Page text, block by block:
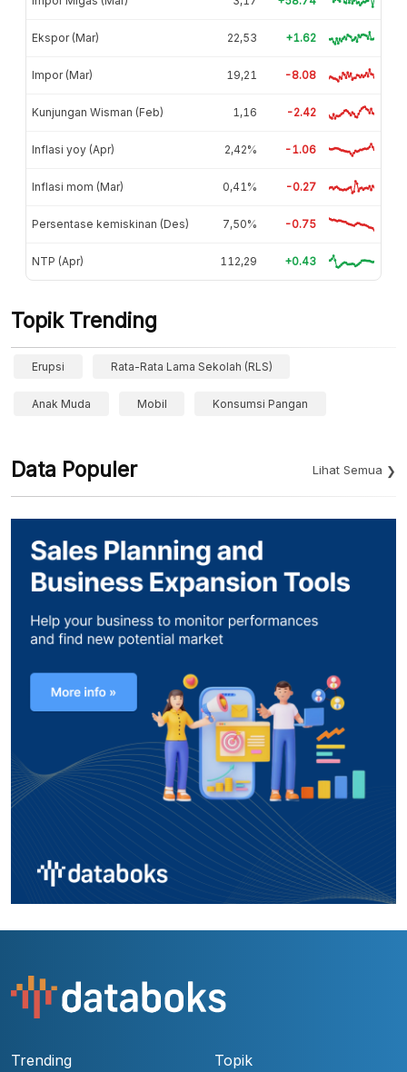
Ekspor (Mar) 22,53 +1.62
Impor (Mar) 19,21 -8.08
Kunjungan Wisman (Feb) 1,16 -2.42
Inflasi yoy (Apr) 2,42% -1.06
Inflasi mom (Mar) 0,41% -0.27
Persentase kemiskinan (Des) 7,50% -0.75
NTP (Apr) 112,29 +0.43
Topik Trending
Erupsi Rata-Rata Lama Sekolah (RLS)
Anak Muda Mobil Konsumsi Pangan
Data Populer Lihat Semua
Trending Topik